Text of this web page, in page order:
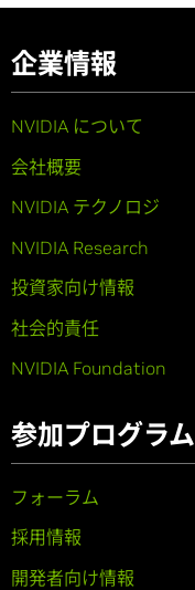
企業情報
NVIDIA について
会社概要
NVIDIA テクノロジ
NVIDIA Research
投資家向け情報
社会的責任
NVIDIA Foundation
参加プログラム
フォーラム
採用情報
開発者向け情報